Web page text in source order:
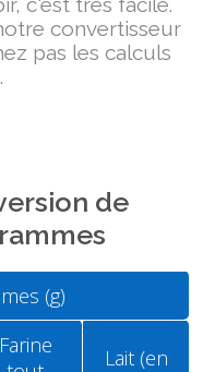
convertisseur
pas les calculs
de
(g)
Farine
Lait (en